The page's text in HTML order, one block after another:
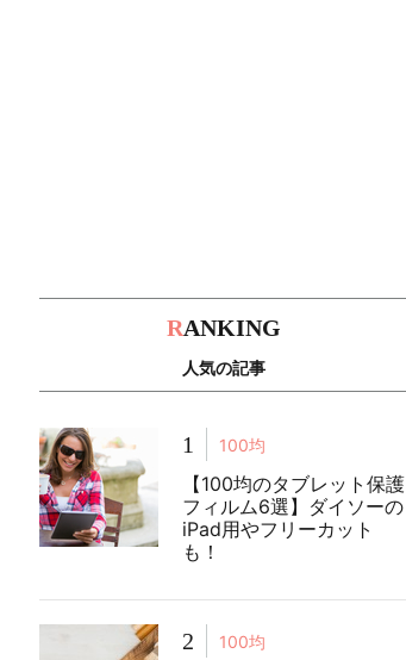
RANKING
人気の記事
1 100均
【100均のタブレット保護
フィルム6選】ダイソーの
iPad用やフリーカット
も！
2 100均